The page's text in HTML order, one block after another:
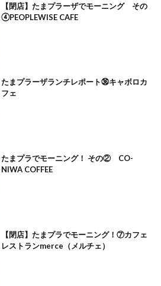
【閉店】たまプラーザでモーニング その
④PEOPLEWISE CAFE
たまプラーザランチレポート㊱キャボロカ
フェ
たまプラでモーニング！ その② CO-
NIWA COFFEE
【閉店】たまプラでモーニング！⑦カフェ
レストランmerce（メルチェ）